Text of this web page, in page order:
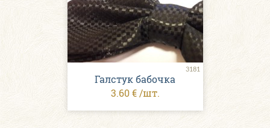
3181
Галстук бабочка
3.60 € /шт.